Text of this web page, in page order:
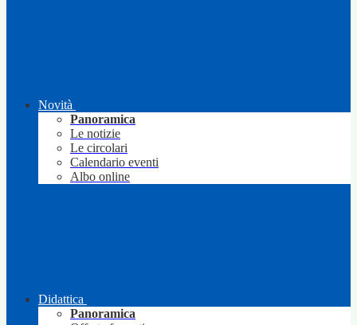
Novità
Panoramica
Le notizie
Le circolari
Calendario eventi
Albo online
Didattica
Panoramica